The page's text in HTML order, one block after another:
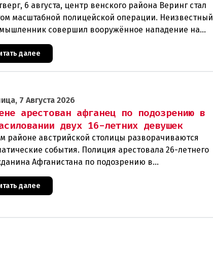
6 августа, центр венского района Веринг стал
масштабной полицейской операции. Неизвестный
совершил вооружённое нападение на
знаменитого аукционного дома Dorotheu
далее
7 Августа 2026
арестован афганец по подозрению в
двух 16-летних девушек
районе австрийской столицы разворачиваются
события. Полиция арестовала 26-летнего
Афганистана по подозрению в
далее